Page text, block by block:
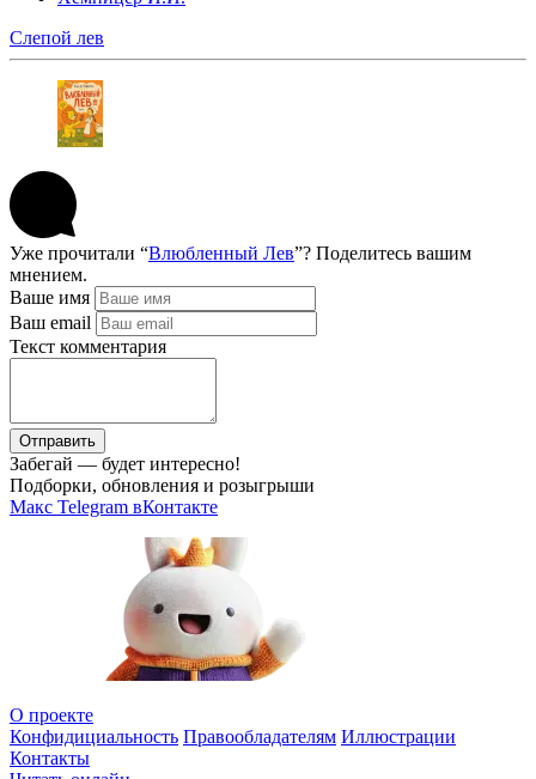
Слепой лев
Уже прочитали “Влюбленный Лев”? Поделитесь вашим
мнением.
Ваше имя
Ваш email
Текст комментария
Отправить
Забегай — будет интересно!
Подборки, обновления и розыгрыши
Макс Telegram вКонтакте
О проекте
Конфидициальность Правообладателям Иллюстрации
Контакты